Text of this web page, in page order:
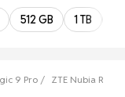
512 GB 1 TB
9 Pro ZTE Nubia